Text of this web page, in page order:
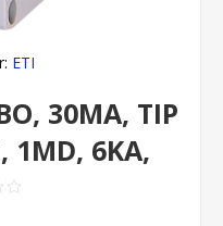
ETI
30MA, TIP
1MD, 6KA,